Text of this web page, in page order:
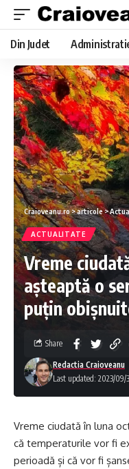
Din Judet
Craioveanu.ro>articole>
ACTUALITATE
Vreme
așteaptă o
puțin
Last updated: 2023/
Redactia Craioveanu
Share
Vreme ciudată în luna
că temperaturile vor fi
perioadă și că vor fi